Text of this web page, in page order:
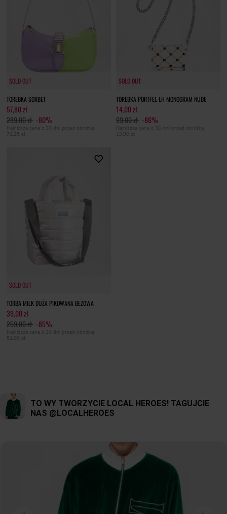
SOLD OUT
SOLD OUT
TOREBKA SORBET
57,80 zł
289,00 zł -80%
Najniższa cena z 30 dni przed obniżką
72,25 zł
SOLD OUT
SOLD OUT
TOREBKA PORTFEL LH MONOGRAM NUDE
14,00 zł
99,00 zł -86%
Najniższa cena z 30 dni przed obniżką
19,80 zł
SOLD OUT
TORBA MILK DUŻA PIKOWANA BEŻOWA
39,00 zł
259,00 zł -85%
Najniższa cena z 30 dni przed obniżką
51,00 zł